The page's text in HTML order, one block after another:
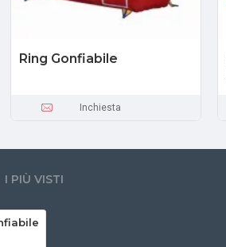
Ring Gonfiabile
Inchiesta
I PIÙ VISTI